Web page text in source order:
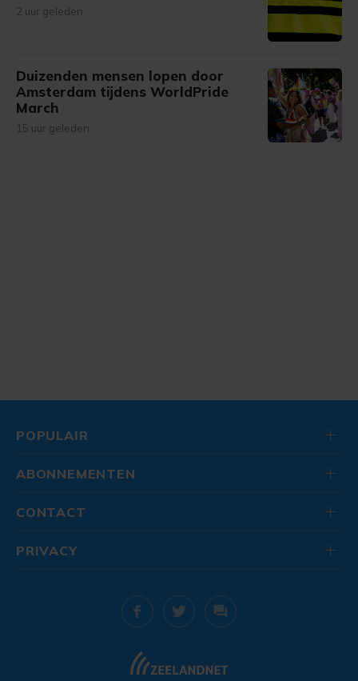
2 uur geleden
Duizenden mensen lopen door
Amsterdam tijdens WorldPride
March
15 uur geleden
POPULAIR
ABONNEMENTEN
CONTACT
PRIVACY